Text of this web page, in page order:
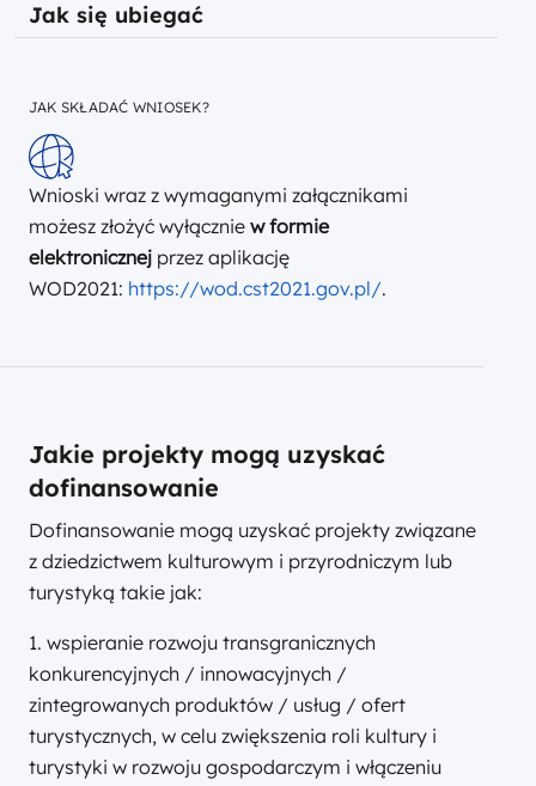
Jak się ubiegać
JAK SKŁADAĆ WNIOSEK?
Wnioski wraz z wymaganymi załącznikami
możesz złożyć wyłącznie w formie
elektronicznej przez aplikację
WOD2021: https://wod.cst2021.gov.pl/.
Jakie projekty mogą uzyskać
dofinansowanie
Dofinansowanie mogą uzyskać projekty związane
z dziedzictwem kulturowym i przyrodniczym lub
turystyką takie jak:
1. wspieranie rozwoju transgranicznych
konkurencyjnych / innowacyjnych /
zintegrowanych produktów / usług / ofert
turystycznych, w celu zwiększenia roli kultury i
turystyki w rozwoju gospodarczym i włączeniu